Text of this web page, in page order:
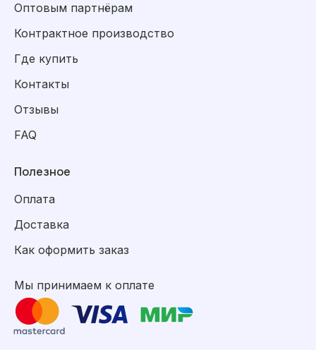
Оптовым партнёрам
Контрактное производство
Где купить
Контакты
Отзывы
FAQ
Полезное
Оплата
Доставка
Как оформить заказ
Мы принимаем к оплате